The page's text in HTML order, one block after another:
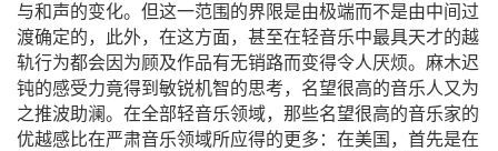
与和声的变化。但这一范围的界限是由极端而不是由中间过
渡确定的，此外，在这方面，甚至在轻音乐中最具天才的越
轨行为都会因为顾及作品有无销路而变得令人厌烦。麻木迟
钝的感受力竟得到敏锐机智的思考，名望很高的音乐人又为
之推波助澜。在全部轻音乐领域，那些名望很高的音乐家的
优越感比在严肃音乐领域所应得的更多：在美国，首先是在